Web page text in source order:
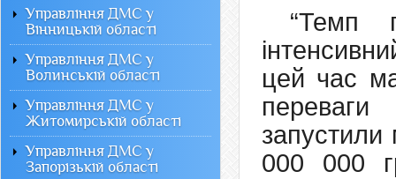
“Темп
цей час
запустили
000 000
Управління ДМС у
Вінницькій області
Управління ДМС у
Волинській області
Управління ДМС у
Житомирській області
Управління ДМС у
Запорізькій області